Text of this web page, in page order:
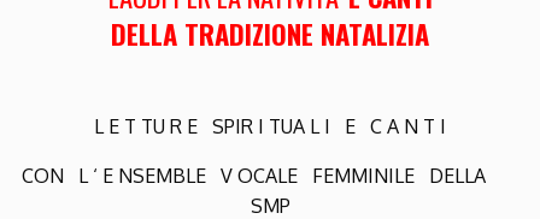
DELLA TRADIZIONE NATALIZIA
L E T TU R E SPIR I TUA L I E C A N T I
CON L ‘ E NSEMBLE V OCALE FEMMINILE DELLA
SMP